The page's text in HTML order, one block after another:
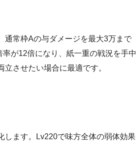
通常枠Aの与ダメージを最大3万まで
が12倍になり、紙一重の戦況を手中
させたい場合に最適です。
します。Lv220で味方全体の弱体効果